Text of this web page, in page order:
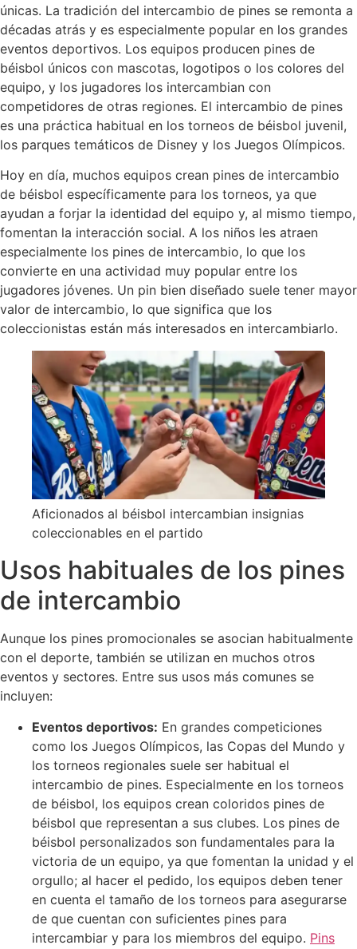
únicas. La tradición del intercambio de pines se remonta a
décadas atrás y es especialmente popular en los grandes
eventos deportivos. Los equipos producen pines de
béisbol únicos con mascotas, logotipos o los colores del
equipo, y los jugadores los intercambian con
competidores de otras regiones. El intercambio de pines
es una práctica habitual en los torneos de béisbol juvenil,
los parques temáticos de Disney y los Juegos Olímpicos.
Hoy en día, muchos equipos crean pines de intercambio
de béisbol específicamente para los torneos, ya que
ayudan a forjar la identidad del equipo y, al mismo tiempo,
fomentan la interacción social. A los niños les atraen
especialmente los pines de intercambio, lo que los
convierte en una actividad muy popular entre los
jugadores jóvenes. Un pin bien diseñado suele tener mayor
valor de intercambio, lo que significa que los
coleccionistas están más interesados en intercambiarlo.
Aficionados al béisbol intercambian insignias
coleccionables en el partido
Usos habituales de los pines
de intercambio
Aunque los pines promocionales se asocian habitualmente
con el deporte, también se utilizan en muchos otros
eventos y sectores. Entre sus usos más comunes se
incluyen:
Eventos deportivos: En grandes competiciones
como los Juegos Olímpicos, las Copas del Mundo y
los torneos regionales suele ser habitual el
intercambio de pines. Especialmente en los torneos
de béisbol, los equipos crean coloridos pines de
béisbol que representan a sus clubes. Los pines de
béisbol personalizados son fundamentales para la
victoria de un equipo, ya que fomentan la unidad y el
orgullo; al hacer el pedido, los equipos deben tener
en cuenta el tamaño de los torneos para asegurarse
de que cuentan con suficientes pines para
intercambiar y para los miembros del equipo. Pins